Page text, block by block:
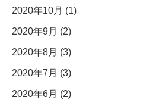
2020年10月 (1)
2020年9月 (2)
2020年8月 (3)
2020年7月 (3)
2020年6月 (2)